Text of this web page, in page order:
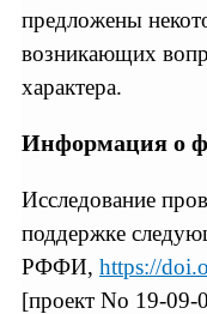
предложены
возникающих
характера.
Информация о
Исследование
поддержке
РФФИ, https://
[проект No 19-09-